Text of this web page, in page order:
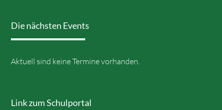
Die nächsten Events
Aktuell sind keine Termine vorhanden.
Link zum Schulportal